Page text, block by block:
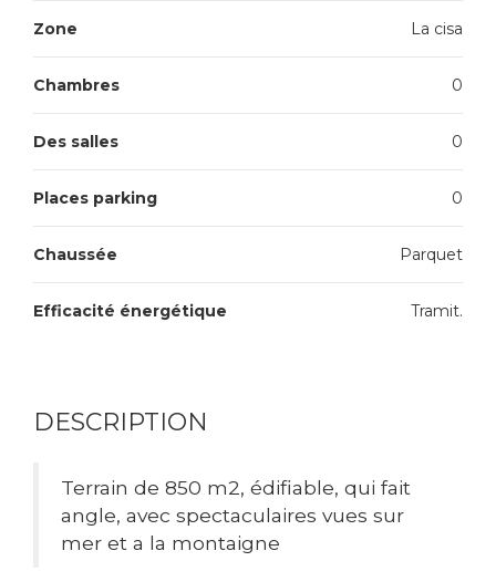
Zone La cisa
Chambres 0
Des salles 0
Places parking 0
Chaussée Parquet
Efficacité énergétique Tramit.
DESCRIPTION
Terrain de 850 m2, édifiable, qui fait
angle, avec spectaculaires vues sur
mer et a la montaigne